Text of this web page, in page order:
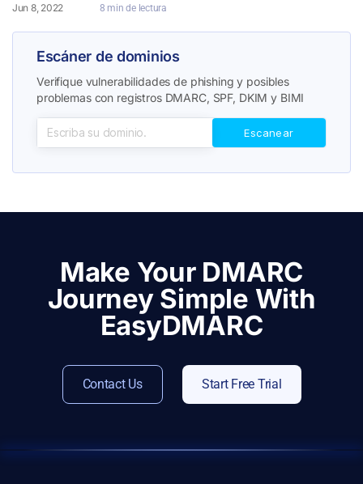
Jun 8, 2022 8 min de lectura
Escáner de dominios
Verifique vulnerabilidades de phishing y posibles
problemas con registros DMARC, SPF, DKIM y BIMI
Make Your DMARC
Journey Simple With
EasyDMARC
Contact Us Start Free Trial